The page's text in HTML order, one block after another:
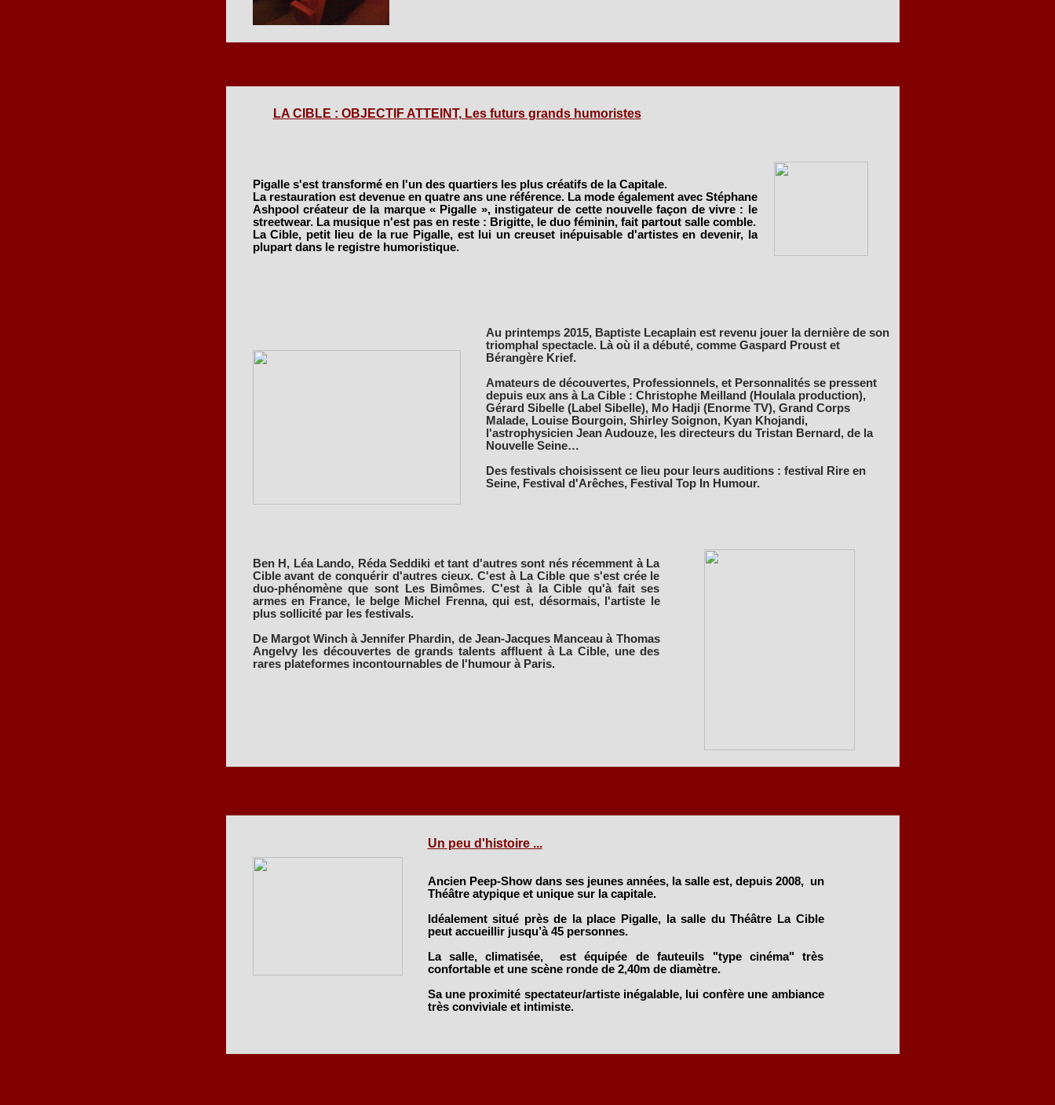
LA CIBLE : OBJECTIF ATTEINT, Les futurs grands humoristes
Pigalle s'est transformé en l'un des quartiers les plus créatifs de la Capitale.
La restauration est devenue en quatre ans une référence. La mode également avec Stéphane
Ashpool créateur de la marque « Pigalle », instigateur de cette nouvelle façon de vivre : le
streetwear. La musique n'est pas en reste : Brigitte, le duo féminin, fait partout salle comble.
La Cible, petit lieu de la rue Pigalle, est lui un creuset inépuisable d'artistes en devenir, la
plupart dans le registre humoristique.
Au printemps 2015, Baptiste Lecaplain est revenu jouer la dernière de son
triomphal spectacle. Là où il a débuté, comme Gaspard Proust et
Bérangère Krief.
Amateurs de découvertes, Professionnels, et Personnalités se pressent
depuis eux ans à La Cible : Christophe Meilland (Houlala production),
Gérard Sibelle (Label Sibelle), Mo Hadji (Enorme TV), Grand Corps
Malade, Louise Bourgoin, Shirley Soignon, Kyan Khojandi,
l'astrophysicien Jean Audouze, les directeurs du Tristan Bernard, de la
Nouvelle Seine…
Des festivals choisissent ce lieu pour leurs auditions : festival Rire en
Seine, Festival d'Arêches, Festival Top In Humour.
Ben H, Léa Lando, Réda Seddiki et tant d'autres sont nés récemment à La
Cible avant de conquérir d'autres cieux. C'est à La Cible que s'est crée le
duo-phénomène que sont Les Bimômes. C'est à la Cible qu'à fait ses
armes en France, le belge Michel Frenna, qui est, désormais, l'artiste le
plus sollicité par les festivals.
De Margot Winch à Jennifer Phardin, de Jean-Jacques Manceau à Thomas
Angelvy les découvertes de grands talents affluent à La Cible, une des
rares plateformes incontournables de l'humour à Paris.
Un peu d'histoire ...
Ancien Peep-Show dans ses jeunes années, la salle est, depuis 2008, un
Théâtre atypique et unique sur la capitale.
Idéalement situé près de la place Pigalle, la salle du Théâtre La Cible
peut accueillir jusqu’à 45 personnes.
La salle, climatisée, est équipée de fauteuils "type cinéma" très
confortable et une scène ronde de 2,40m de diamètre.
Sa une proximité spectateur/artiste inégalable, lui confère une ambiance
très conviviale et intimiste.